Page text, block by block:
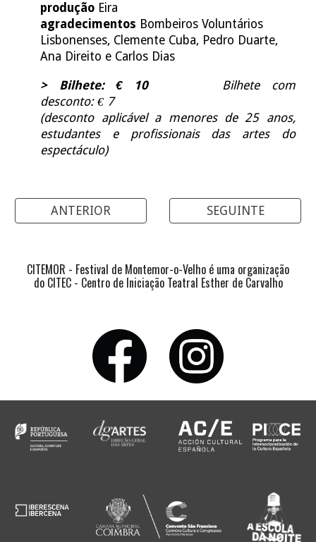
produção Eira
agradecimentos Bombeiros Voluntários
Lisbonenses, Clemente Cuba, Pedro Duarte,
Ana Direito e Carlos Dias
> Bilhete: € 10
Bilhete com
desconto: € 7
(desconto aplicável a menores de 25 anos,
estudantes e profissionais das artes do
espectáculo)
ANTERIOR SEGUINTE
CITEMOR - Festival de Montemor-o-Velho é uma organização
do CITEC - Centro de Iniciação Teatral Esther de Carvalho